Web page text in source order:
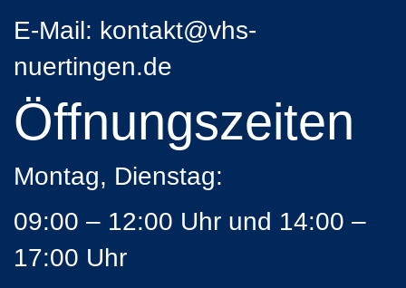
E-Mail: kontakt@vhs-
nuertingen.de
Öffnungszeiten
Montag, Dienstag:
09:00 – 12:00 Uhr und 14:00 –
17:00 Uhr